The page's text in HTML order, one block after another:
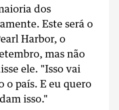
dos
Este será o
Harbor, o
mas não
ele. "Isso vai
o país. E eu quero
isso."